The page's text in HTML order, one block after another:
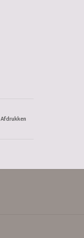
Afdrukken